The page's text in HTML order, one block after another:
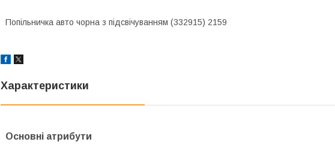
Попільничка авто чорна з підсвічуванням (332915) 2159
Характеристики
Основні атрибути